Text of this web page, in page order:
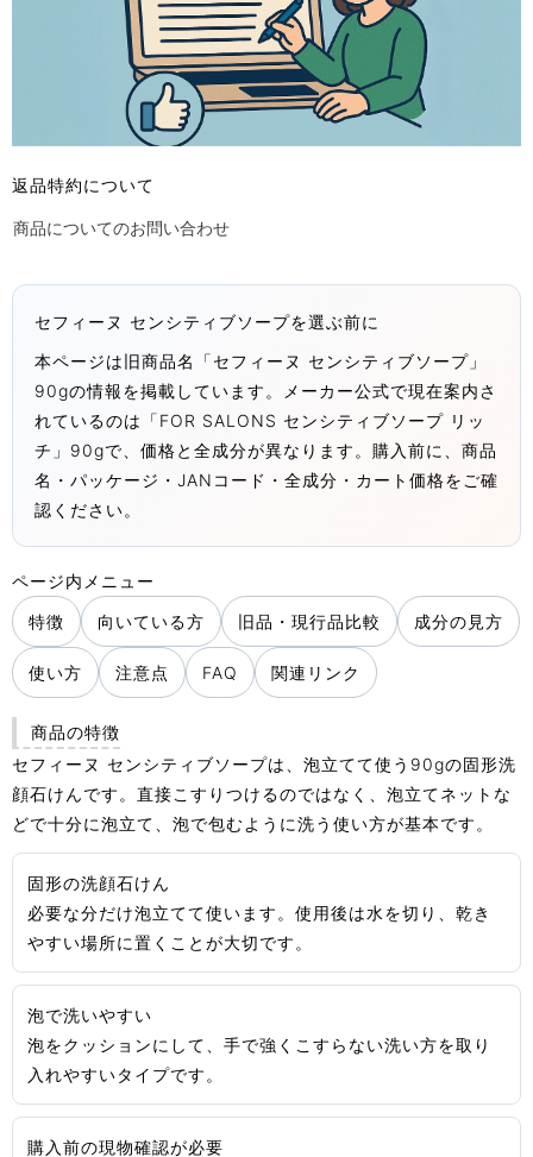
返品特約について
商品についてのお問い合わせ
セフィーヌ センシティブソープを選ぶ前に
本ページは旧商品名「セフィーヌ センシティブソープ」
90gの情報を掲載しています。メーカー公式で現在案内さ
れているのは「FOR SALONS センシティブソープ リッ
チ」90gで、価格と全成分が異なります。購入前に、商品
名・パッケージ・JANコード・全成分・カート価格をご確
認ください。
ページ内メニュー
特徴
向いている方 旧品・現行品比較 成分の見方
使い方 注意点 FAQ 関連リンク
商品の特徴
セフィーヌ センシティブソープは、泡立てて使う90gの固形洗
顔石けんです。直接こすりつけるのではなく、泡立てネットな
どで十分に泡立て、泡で包むように洗う使い方が基本です。
固形の洗顔石けん
必要な分だけ泡立てて使います。使用後は水を切り、乾き
やすい場所に置くことが大切です。
泡で洗いやすい
泡をクッションにして、手で強くこすらない洗い方を取り
入れやすいタイプです。
購入前の現物確認が必要